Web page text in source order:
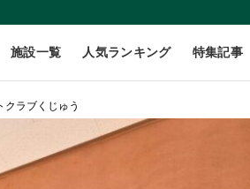
施設一覧 人気ランキング 特集記事
クラブくじゅう